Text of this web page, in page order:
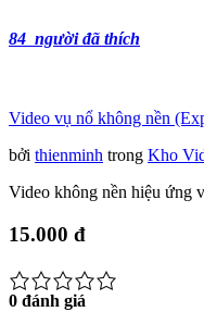
84 người đã thích
Video vụ nổ không nền
bởi thienminh trong Kho
Video không nền hiệu ứng
15.000 đ
0 đánh giá